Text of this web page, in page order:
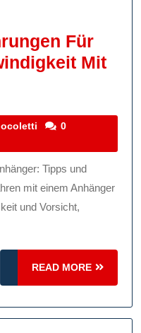
Für
Mit
stefanocoletti
0
mit einem Anhänger
und Vorsicht,
READ MORE
READ
MORE